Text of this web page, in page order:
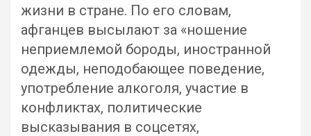
жизни в стране. По его словам,
афганцев высылают за «ношение
неприемлемой бороды, иностранной
одежды, неподобающее поведение,
употребление алкоголя, участие в
конфликтах, политические
высказывания в соцсетях,